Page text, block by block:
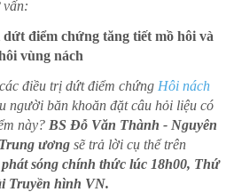
vấn:
điểm chứng tăng tiết mồ hôi và
vùng nách
điều trị dứt điểm chứng Hôi nách
người băn khoăn đặt câu hỏi liệu có
này? BS Đỗ Văn Thành - Nguyên
ương sẽ trả lời cụ thể trên
phát sóng chính thức lúc 18h00, Thứ
Truyền hình VN.